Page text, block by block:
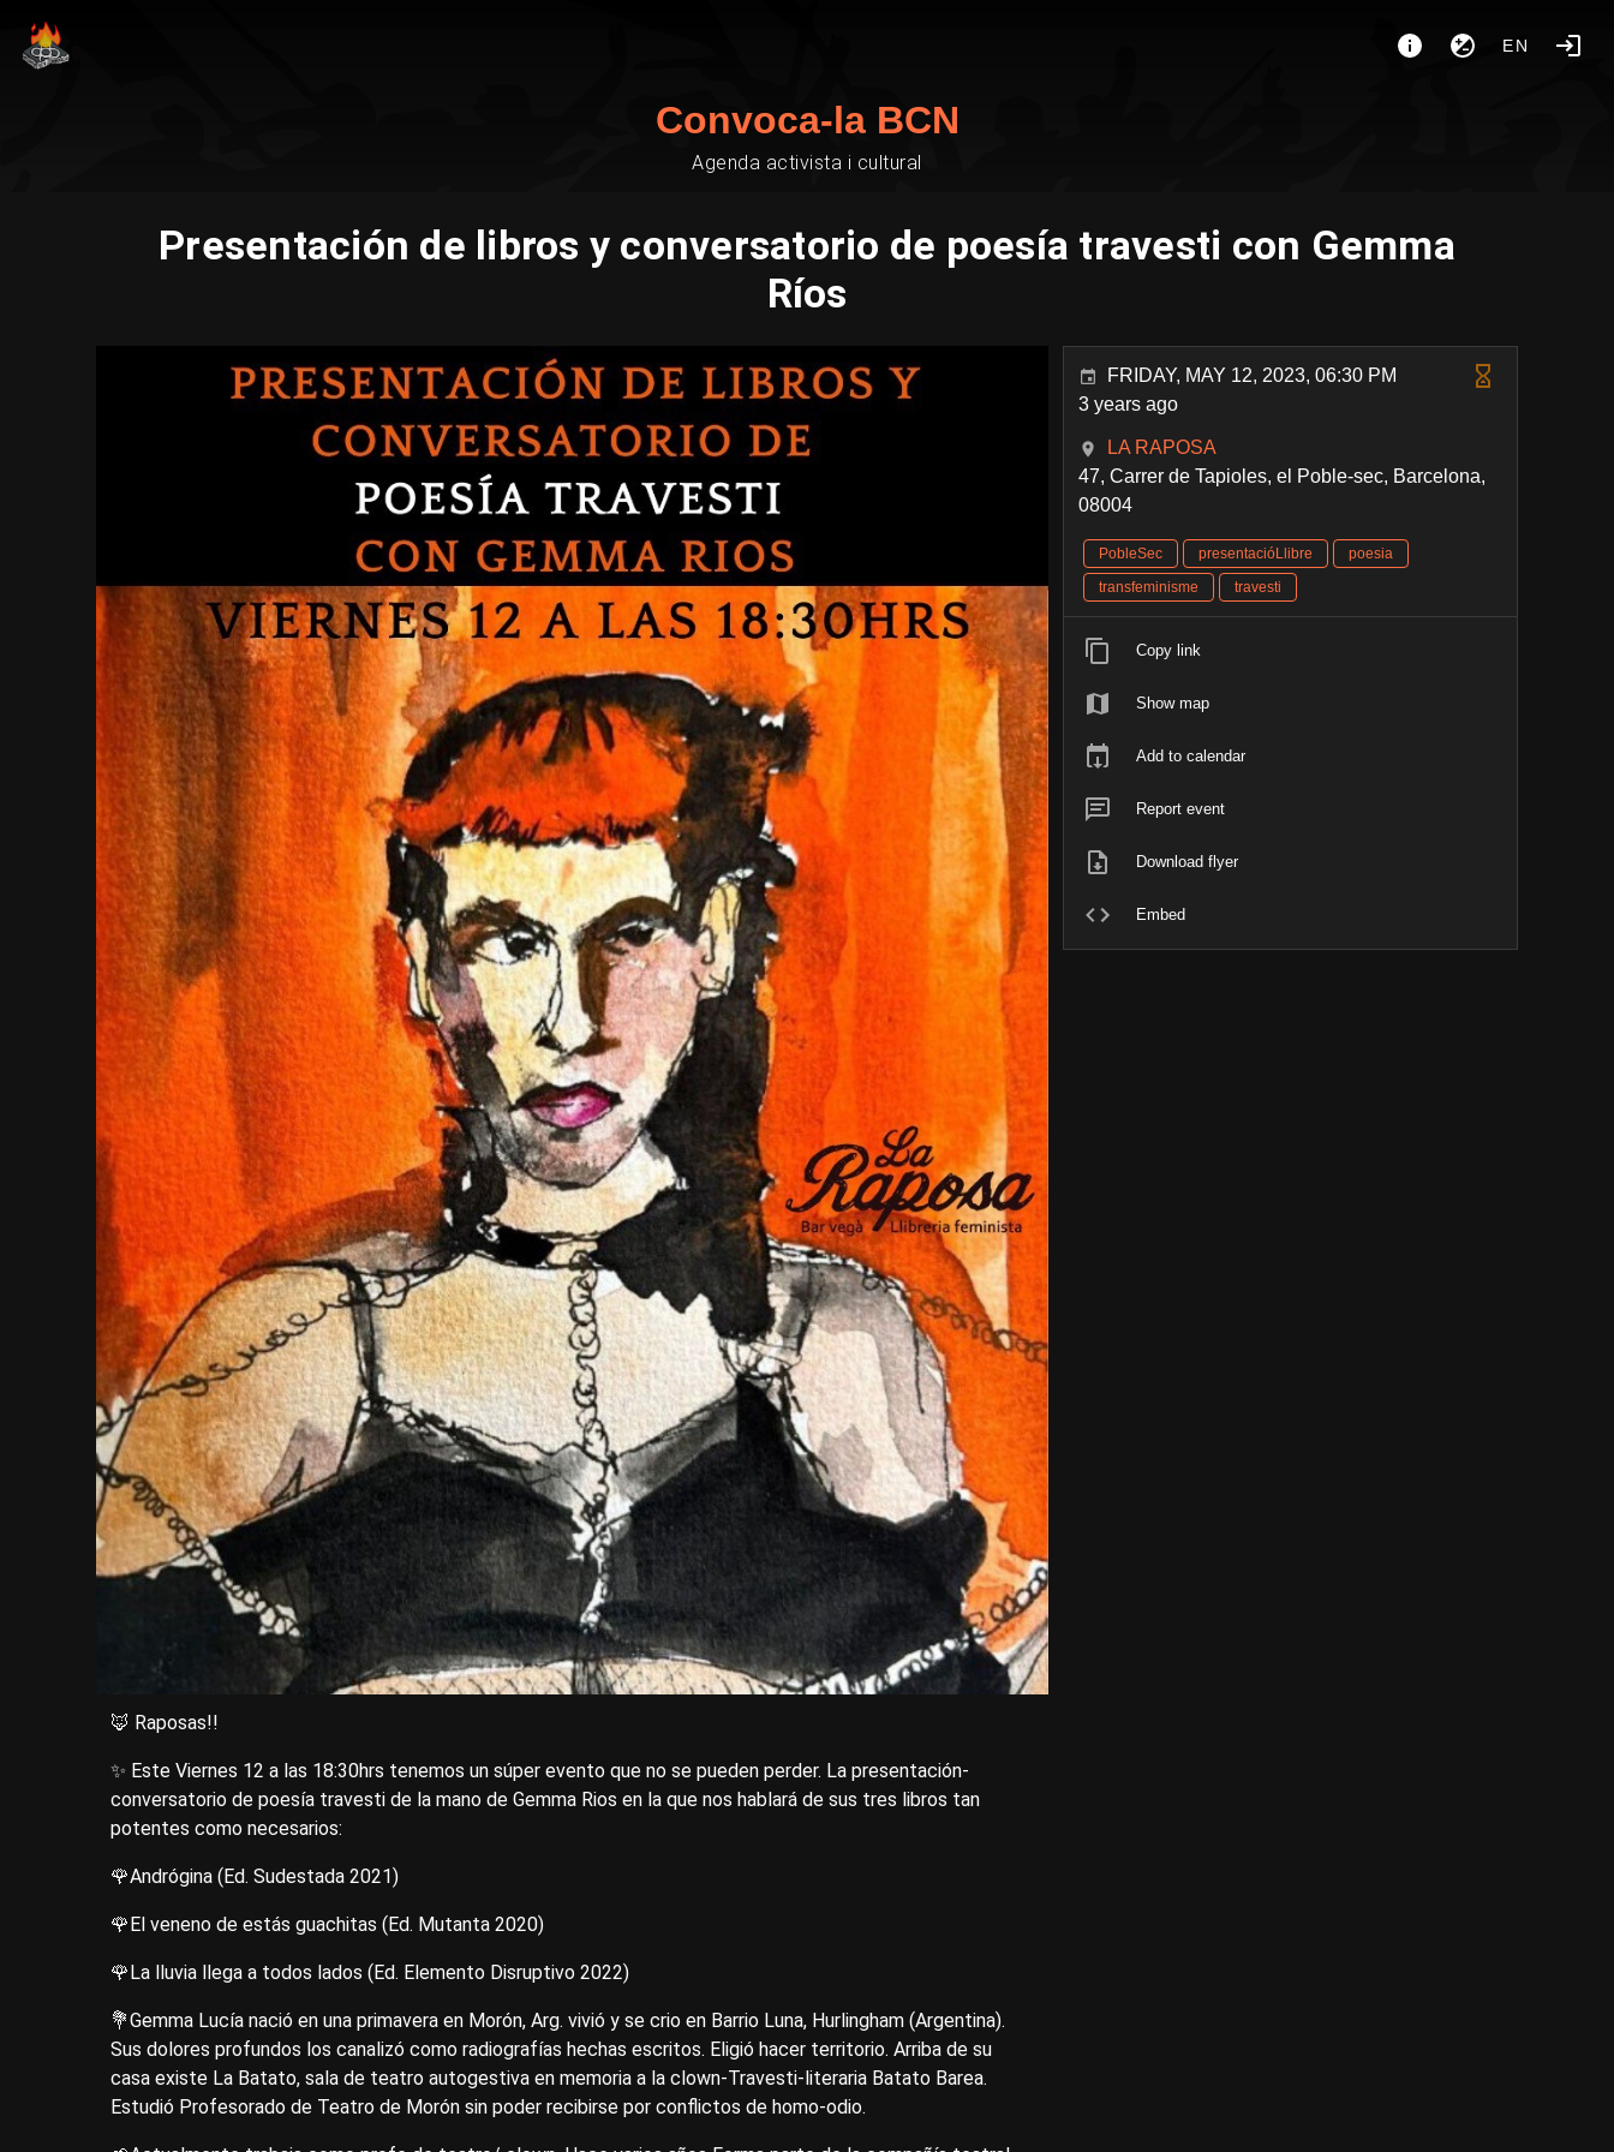
EN
Convoca-la BCN
Agenda activista i cultural
Presentación de libros y conversatorio de poesía travesti con Gemma
Ríos
🦊 Raposas!!
✨ Este Viernes 12 a las 18:30hrs tenemos un súper evento que no se pueden perder. La presentación-
conversatorio de poesía travesti de la mano de Gemma Rios en la que nos hablará de sus tres libros tan
potentes como necesarios:
🌹Andrógina (Ed. Sudestada 2021)
🌹El veneno de estás guachitas (Ed. Mutanta 2020)
🌹La lluvia llega a todos lados (Ed. Elemento Disruptivo 2022)
💐Gemma Lucía nació en una primavera en Morón, Arg. vivió y se crio en Barrio Luna, Hurlingham (Argentina).
Sus dolores profundos los canalizó como radiografías hechas escritos. Eligió hacer territorio. Arriba de su
casa existe La Batato, sala de teatro autogestiva en memoria a la clown-Travesti-literaria Batato Barea.
Estudió Profesorado de Teatro de Morón sin poder recibirse por conflictos de homo-odio.
FRIDAY, MAY 12, 2023, 06:30 PM
3 years ago
LA RAPOSA
47, Carrer de Tapioles, el Poble-sec, Barcelona,
08004
PobleSec presentacióLlibre
poesia
transfeminisme
travesti
Copy link
Show map
Add to calendar
Report event
Download flyer
Embed